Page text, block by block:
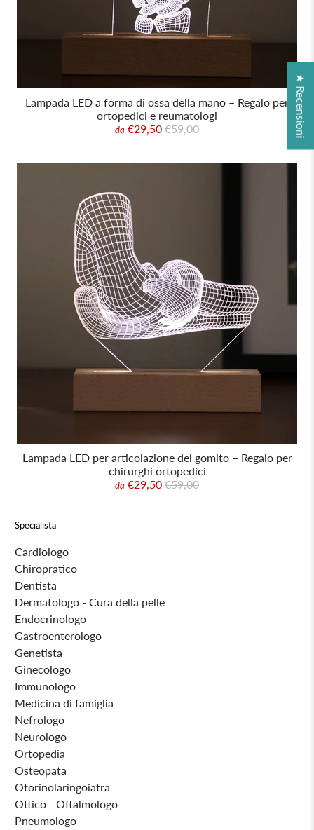
Specialista
Cardiologo
Chiropratico
Dentista
Dermatologo - Cura della pelle
Endocrinologo
Gastroenterologo
Genetista
Ginecologo
Immunologo
Medicina di famiglia
Nefrologo
Neurologo
Ortopedia
Osteopata
Otorinolaringoiatra
Ottico - Oftalmologo
Pneumologo
Lampada LED a forma di ossa della mano – Regalo per
ortopedici e reumatologi
da €29,50 €59,00
Lampada LED per articolazione del gomito – Regalo per
chirurghi ortopedici
da €29,50 €59,00
★ Recensioni